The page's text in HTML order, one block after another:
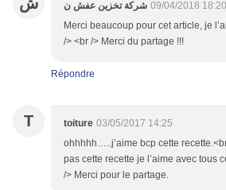
شركة تخزين عفش ن 09/04/2018 18:20
Merci beaucoup pour cet article, je
/> <br /> Merci du partage !!!
Répondre
T toiture 03/05/2017 14:25
ohhhhh…..j’aime bcp cette
pas cette recette je l’aime avec tous
/> Merci pour le partage.